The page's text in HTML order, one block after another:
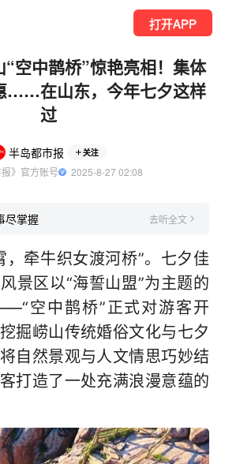
打开APP
空中鹊桥”惊艳亮相！集体
……在山东，今年七夕这样
过
半岛都市报 关注
报》官方账号
  2025-8-27 02:08
尽掌握 去听全文
，牵牛织女渡河桥”。七夕佳
景区以“海誓山盟”为主题的
空中鹊桥”正式对游客开
掘崂山传统婚俗文化与七夕
自然景观与人文情思巧妙结
打造了一处充满浪漫意蕴的